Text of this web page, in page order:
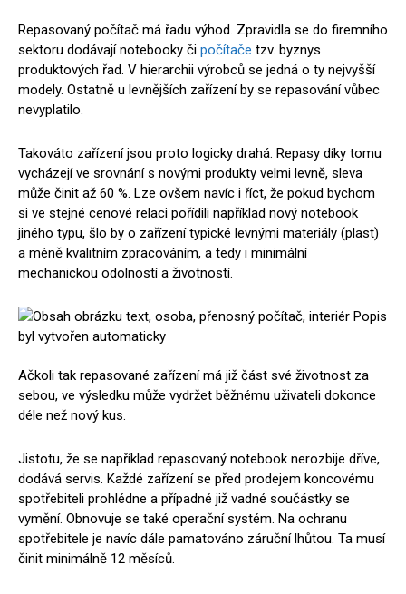
Repasovaný počítač má řadu výhod. Zpravidla se do firemního
sektoru dodávají notebooky či počítače tzv. byznys
produktových řad. V hierarchii výrobců se jedná o ty nejvyšší
modely. Ostatně u levnějších zařízení by se repasování vůbec
nevyplatilo.
Takováto zařízení jsou proto logicky drahá. Repasy díky tomu
vycházejí ve srovnání s novými produkty velmi levně, sleva
může činit až 60 %. Lze ovšem navíc i říct, že pokud bychom
si ve stejné cenové relaci pořídili například nový notebook
jiného typu, šlo by o zařízení typické levnými materiály (plast)
a méně kvalitním zpracováním, a tedy i minimální
mechanickou odolností a životností.
Ačkoli tak repasované zařízení má již část své životnost za
sebou, ve výsledku může vydržet běžnému uživateli dokonce
déle než nový kus.
Jistotu, že se například repasovaný notebook nerozbije dříve,
dodává servis. Každé zařízení se před prodejem koncovému
spotřebiteli prohlédne a případné již vadné součástky se
vymění. Obnovuje se také operační systém. Na ochranu
spotřebitele je navíc dále pamatováno záruční lhůtou. Ta musí
činit minimálně 12 měsíců.